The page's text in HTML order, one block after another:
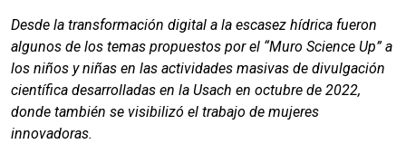
Desde la transformación digital a la escasez hídrica fueron
algunos de los temas propuestos por el “Muro Science Up” a
los niños y niñas en las actividades masivas de divulgación
científica desarrolladas en la Usach en octubre de 2022,
donde también se visibilizó el trabajo de mujeres
innovadoras.